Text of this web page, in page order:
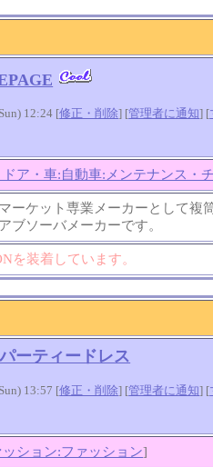
12:24 [修正・削除] [管理者に通知] [
ア・車:自動車:メンテナンス・
ーケット専業メーカーとして複
ブソーバメーカーです。
を装着しています。
ーティードレス
13:57 [修正・削除] [管理者に通知] [
ション:ファッション]